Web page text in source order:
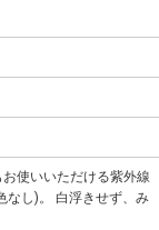
使いいただける紫外線
なし)。 白浮きせず、み